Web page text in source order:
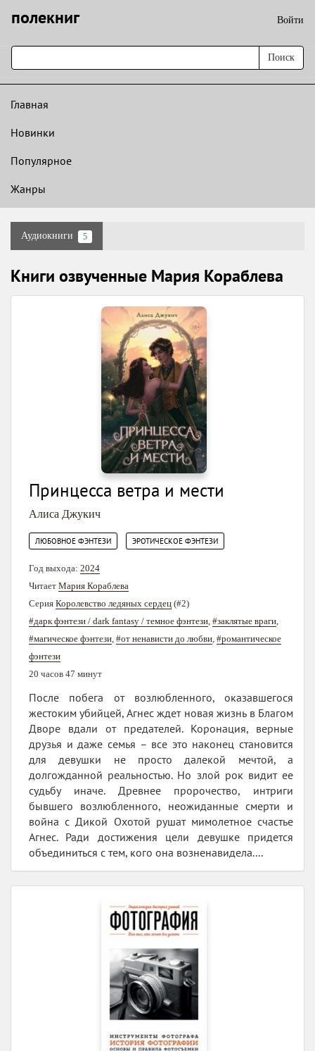
полекниг Войти
Поиск
Главная
Новинки
Популярное
Жанры
Аудиокниги 5
Книги озвученные Мария Кораблева
Принцесса ветра и мести
Алиса Джукич
ЛЮБОВНОЕ ФЭНТЕЗИ ЭРОТИЧЕСКОЕ ФЭНТЕЗИ
Год выхода: 2024
Читает Мария Кораблева
Серия Королевство ледяных сердец (#2)
#дарк фэнтези / dark fantasy / темное фэнтези #заклятые враги
#магическое фэнтези #от ненависти до любви #романтическое
фэнтези
20 часов 47 минут
После побега от возлюбленного, оказавшегося
жестоким убийцей, Агнес ждет новая жизнь в Благом
Дворе вдали от предателей. Коронация, верные
друзья и даже семья – все это наконец становится
для девушки не просто далекой мечтой, а
долгожданной реальностью. Но злой рок видит ее
судьбу иначе. Древнее пророчество, интриги
бывшего возлюбленного, неожиданные смерти и
война с Дикой Охотой рушат мимолетное счастье
Агнес. Ради достижения цели девушке придется
объединиться с тем, кого она возненавидела....